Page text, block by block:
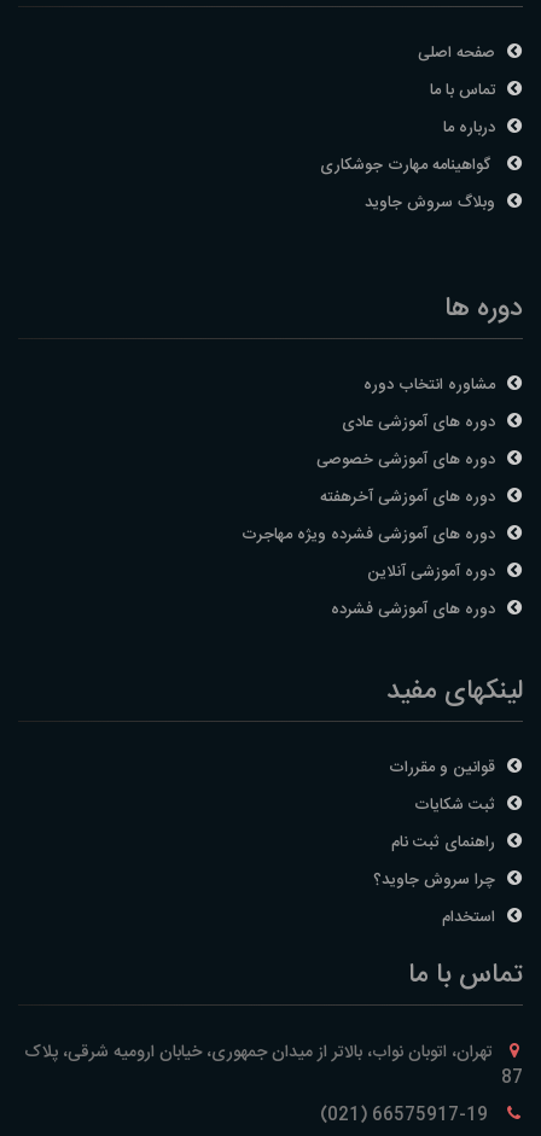
صفحه اصلی
تماس با ما
درباره ما
گواهینامه مهارت جوشکاری
وبلاگ سروش جاوید
دوره ها
مشاوره انتخاب دوره
دوره های آموزشی عادی
دوره های آموزشی خصوصی
دوره های آموزشی آخرهفته
دوره های آموزشی فشرده ویژه مهاجرت
دوره آموزشی آنلاین
دوره های آموزشی فشرده
لینکهای مفید
قوانین و مقررات
ثبت شکایات
راهنمای ثبت نام
چرا سروش جاوید؟
استخدام
تماس با ما
تهران، اتوبان نواب، بالاتر از میدان جمهوری، خیابان ارومیه شرقی، پلاک
87